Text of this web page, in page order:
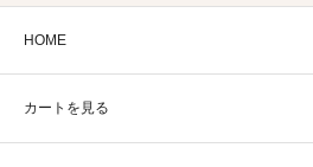
HOME
カートを見る